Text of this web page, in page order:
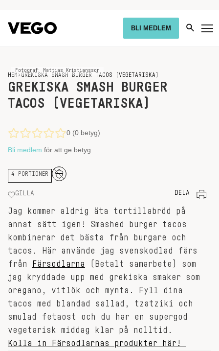
BLI MEDLEM
HEM › GREKISKA SMASH BURGER TACOS (VEGETARISKA)
Fotograf: Mattias Kristiansson
GREKISKA SMASH BURGER
TACOS (VEGETARISKA)
0 (0 betyg)
Bli medlem för att ge betyg
4 PORTIONER
GILLA DELA
Jag kommer aldrig äta tortillabröd på
annat sätt igen! Smashed burger tacos
kombinerar det bästa från burgare och
tacos. Här använde jag svenskodlad färs
från
Färsodlarna
(Betalt samarbete) som
jag kryddade upp med grekiska smaker som
oregano, vitlök och mynta. Fyll dina
tacos med blandad sallad, tzatziki och
smulad fetaost och du har en supergod
vegetarisk middag klar på nolltid.
Kolla in Färsodlarnas produkter här!